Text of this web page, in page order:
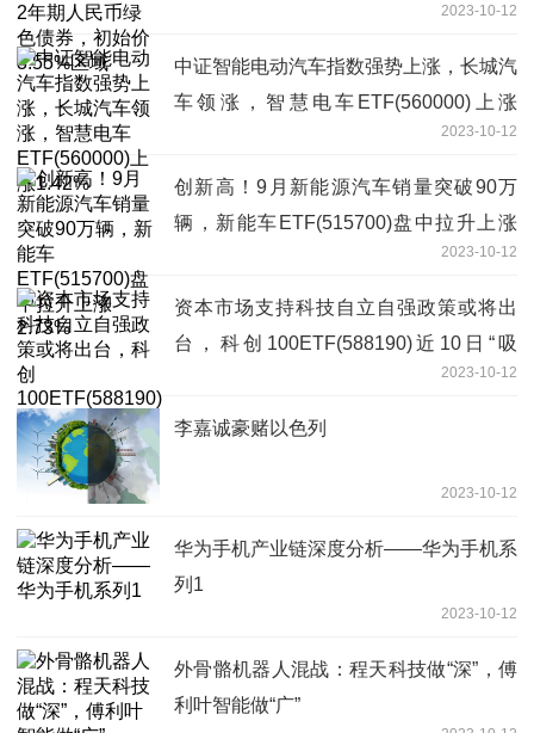
2023-10-12
中证智能电动汽车指数强势上涨，长城汽
车领涨，智慧电车ETF(560000)上涨
2023-10-12
创新高！9月新能源汽车销量突破90万
辆，新能车ETF(515700)盘中拉升上涨
2023-10-12
资本市场支持科技自立自强政策或将出
台，科创100ETF(588190)近10日“吸
2023-10-12
李嘉诚豪赌以色列
2023-10-12
华为手机产业链深度分析——华为手机系
列1
2023-10-12
外骨骼机器人混战：程天科技做“深”，傅
利叶智能做“广”